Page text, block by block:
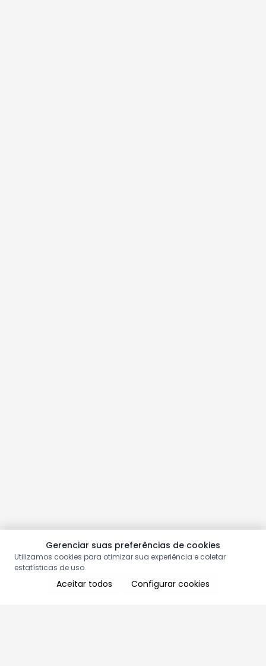
Gerenciar suas preferências de cookies
Utilizamos cookies para otimizar sua experiência e coletar
estatísticas de uso.
Aceitar todos Configurar cookies